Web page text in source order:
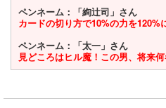
ペンネーム：「絢辻司」さん
カードの切り方で10%の力を120%
ペンネーム：「太一」さん
見どころはヒル魔！この男、将来